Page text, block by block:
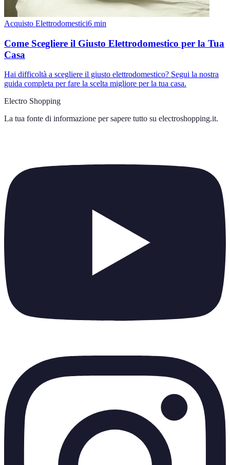
Acquisto Elettrodomestici6 min
Come Scegliere il Giusto Elettrodomestico per la Tua
Casa
Hai difficoltà a scegliere il giusto elettrodomestico? Segui la nostra
guida completa per fare la scelta migliore per la tua casa.
Electro Shopping
La tua fonte di informazione per sapere tutto su electroshopping.it.